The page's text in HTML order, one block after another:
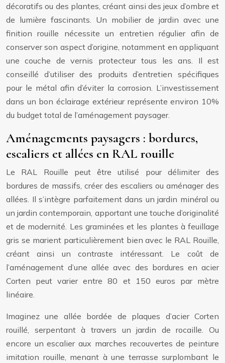
décoratifs ou des plantes, créant ainsi des jeux d’ombre et
de lumière fascinants. Un mobilier de jardin avec une
finition rouille nécessite un entretien régulier afin de
conserver son aspect d’origine, notamment en appliquant
une couche de vernis protecteur tous les ans. Il est
conseillé d’utiliser des produits d’entretien spécifiques
pour le métal afin d’éviter la corrosion. L’investissement
dans un bon éclairage extérieur représente environ 10%
du budget total de l’aménagement paysager.
Aménagements paysagers : bordures,
escaliers et allées en RAL rouille
Le RAL Rouille peut être utilisé pour délimiter des
bordures de massifs, créer des escaliers ou aménager des
allées. Il s’intègre parfaitement dans un jardin minéral ou
un jardin contemporain, apportant une touche d’originalité
et de modernité. Les graminées et les plantes à feuillage
gris se marient particulièrement bien avec le RAL Rouille,
créant ainsi un contraste intéressant. Le coût de
l’aménagement d’une allée avec des bordures en acier
Corten peut varier entre 80 et 150 euros par mètre
linéaire.
Imaginez une allée bordée de plaques d’acier Corten
rouillé, serpentant à travers un jardin de rocaille. Ou
encore un escalier aux marches recouvertes de peinture
imitation rouille, menant à une terrasse surplombant le